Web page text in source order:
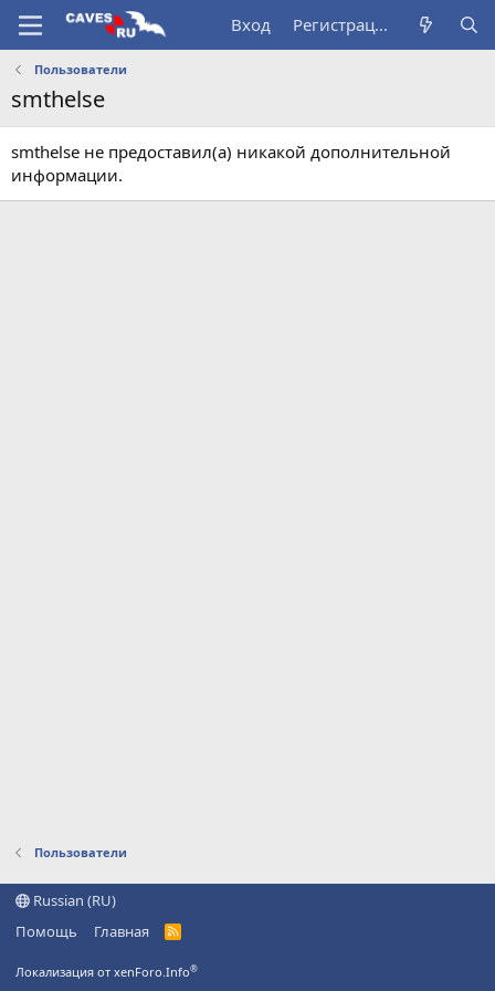
Вход Регистрация
Пользователи
smthelse
smthelse не предоставил(а) никакой дополнительной
информации.
Пользователи
Russian (RU)
Помощь
Главная
R
Локализация от xenForo.Info®